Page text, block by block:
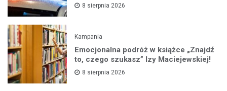
8 sierpnia 2026
Kampania
Emocjonalna podróż w książce „Znajdź
to, czego szukasz” Izy Maciejewskiej!
8 sierpnia 2026